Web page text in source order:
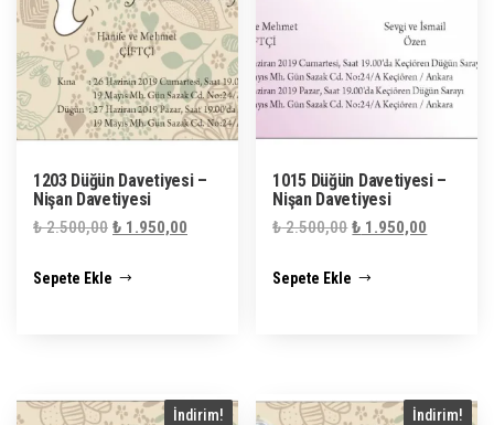
1203 Düğün Davetiyesi –
Nişan Davetiyesi
₺2.500,00 Orijinal
₺ 2.500,00.
₺ 1.950,00
Sepete Ekle
1015 Düğün Davetiyesi –
Nişan Davetiyesi
₺2.500,00 Orijinal
₺ 2.500,00.
₺ 1.950,00
Sepete Ekle
İndirim! İndirim!